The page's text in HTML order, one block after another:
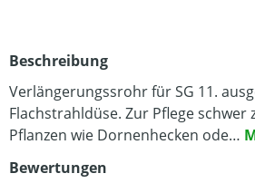
Beschreibung
Verlängerungssrohr für SG 11.
Flachstrahldüse. Zur Pflege schwer
Pflanzen wie Dornenhecken ode…
Bewertungen